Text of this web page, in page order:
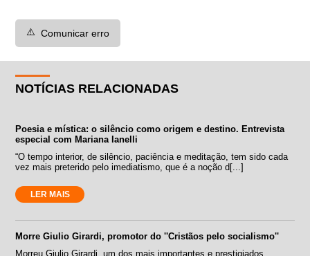
⚠️ Comunicar erro
NOTÍCIAS RELACIONADAS
Poesia e mística: o silêncio como origem e destino. Entrevista
especial com Mariana Ianelli
“O tempo interior, de silêncio, paciência e meditação, tem sido cada
vez mais preterido pelo imediatismo, que é a noção d[...]
LER MAIS
Morre Giulio Girardi, promotor do ''Cristãos pelo socialismo''
Morreu Giulio Girardi, um dos mais importantes e prestigiados